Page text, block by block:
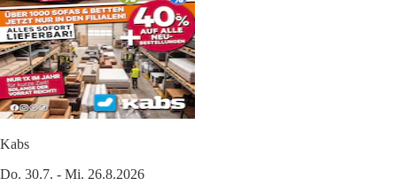
Kabs
Do. 30.7. - Mi. 26.8.2026